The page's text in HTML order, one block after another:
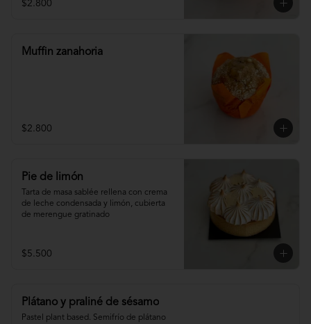
$2.800
Muffin zanahoria
$2.800
Pie de limón
Tarta de masa sablée rellena con crema
de leche condensada y limón, cubierta
de merengue gratinado
$5.500
Plátano y praliné de sésamo
Pastel plant based. Semifrío de plátano